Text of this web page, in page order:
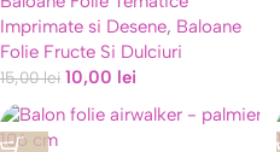
Imprimate si Desene, Baloane
Folie Fructe Si Dulciuri
15,00lei 10,00 lei